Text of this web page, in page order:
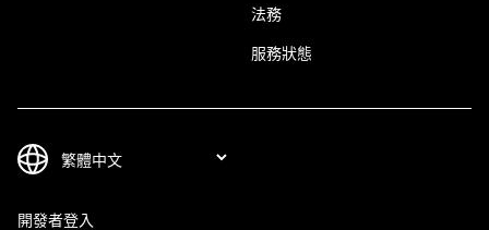
法務
服務狀態
開發者登入